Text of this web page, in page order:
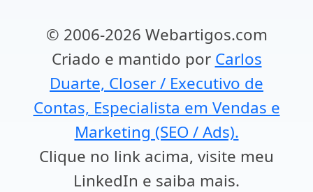
© 2006-2026 Webartigos.com
Criado e mantido por Carlos
Duarte, Closer / Executivo de
Contas, Especialista em Vendas e
Marketing (SEO / Ads).
Clique no link acima, visite meu
LinkedIn e saiba mais.